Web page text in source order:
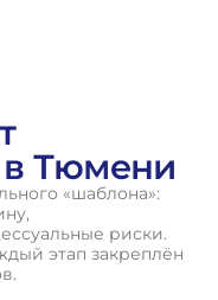
в Тюмени
«шаблона»:
риски.
этап закреплён